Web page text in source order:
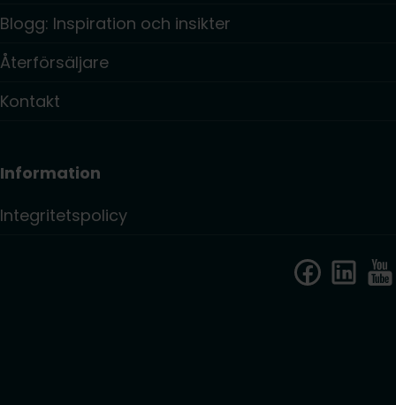
Blogg: Inspiration och insikter
Återförsäljare
Kontakt
Information
Integritetspolicy